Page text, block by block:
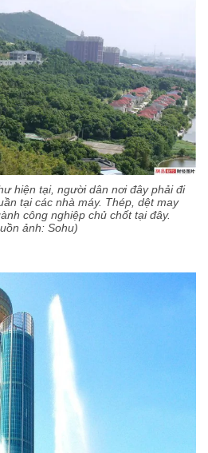
hiện tại, người dân nơi đây phải đi
tại các nhà máy. Thép, dệt may
công nghiệp chủ chốt tại đây.
ảnh: Sohu)